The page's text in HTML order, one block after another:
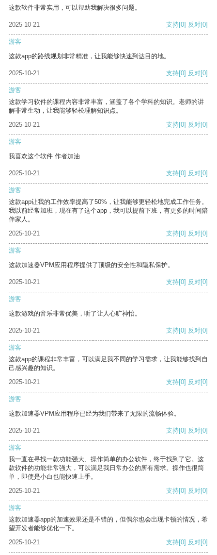
这款软件非常实用，可以帮助我解决很多问题。
2025-10-21 支持[0] 反对[0]
游客
这款app的路线规划非常精准，让我能够快速到达目的地。
2025-10-21 支持[0] 反对[0]
游客
这款学习软件的课程内容非常丰富，涵盖了各个学科的知识。老师的讲
解非常生动，让我能够轻松理解知识点。
2025-10-21
支持[0] 反对[0]
游客
我喜欢这个软件 作者加油
2025-10-21 支持[0] 反对[0]
游客
这款app让我的工作效率提高了50%，让我能够更轻松地完成工作任务。
我以前经常加班，现在有了这个app，我可以提前下班，有更多的时间陪
伴家人。
2025-10-21
支持[0] 反对[0]
游客
这款加速器VPM应用程序提供了顶级的安全性和隐私保护。
2025-10-21 支持[0] 反对[0]
游客
这款游戏的音乐非常优美，听了让人心旷神怡。
2025-10-21 支持[0] 反对[0]
游客
这款app的课程非常丰富，可以满足我不同的学习需求，让我能够找到自
己感兴趣的知识。
2025-10-21
支持[0] 反对[0]
游客
这款加速器VPM应用程序已经为我们带来了无限的流畅体验。
2025-10-21 支持[0] 反对[0]
游客
我一直在寻找一款功能强大、操作简单的办公软件，终于找到了它。这
款软件的功能非常强大，可以满足我日常办公的所有需求。操作也很简
单，即使是小白也能快速上手。
2025-10-21
支持[0] 反对[0]
游客
这款加速器app的加速效果还是不错的，但偶尔也会出现卡顿的情况，希
望开发者能够优化一下。
2025-10-21
支持[0] 反对[0]